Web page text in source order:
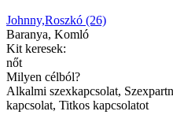
Johnny,Roszkó (26)
Baranya, Komló
Kit keresek:
nőt
Milyen célból?
Alkalmi szexkapcsolat,
kapcsolat, Titkos kapcsolatot